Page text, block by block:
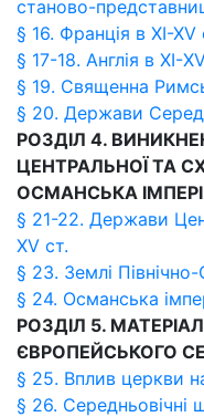
станово-
§ 16. Франція в XI-XV
§ 17-18. Англія в XІ-
§ 19. Священна
§ 20. Держави
РОЗДІЛ 4.
ЦЕНТРАЛЬНОЇ ТА
ОСМАНСЬКА
§ 21-22. Держави
XV ст.
§ 23. Землі Північно-
§ 24. Османська
РОЗДІЛ 5.
ЄВРОПЕЙСЬКОГО
§ 25. Вплив церкви
§ 26. Середньовічні